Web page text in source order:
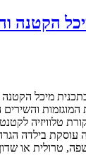
הקטנה
מיכל
המוגזמות
טלוויזיה
עוסקת בילדה
טרולית או